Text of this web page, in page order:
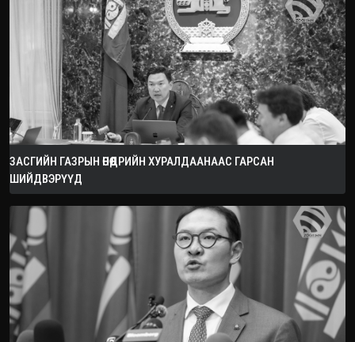
ЗАСГИЙН ГАЗРЫН ӨНӨӨДРИЙН ХУРАЛДААНААС ГАРСАН
ШИЙДВЭРҮҮД